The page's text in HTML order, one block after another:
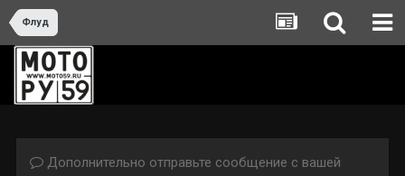
Флуд
Дополнительно отправьте сообщение с вашей